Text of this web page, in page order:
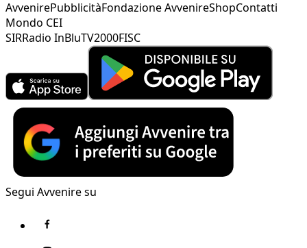
AvvenirePubblicitàFondazione AvvenireShopContatti
Mondo CEI
SIRRadio InBluTV2000FISC
Segui Avvenire su